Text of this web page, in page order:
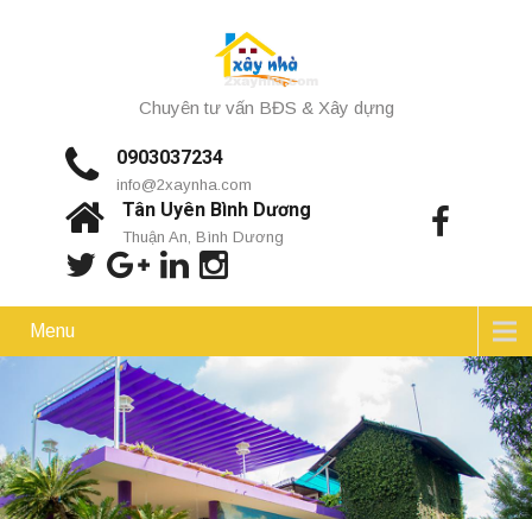
Chuyên tư vấn BĐS & Xây dựng
0903037234
info@2xaynha.com
Tân Uyên Bình Dương
Thuận An, Bình Dương
Menu